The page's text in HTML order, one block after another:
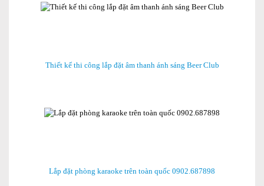
Thiết kế thi công lắp đặt âm thanh ánh sáng Beer Club
Lắp đặt phòng karaoke trên toàn quốc 0902.687898